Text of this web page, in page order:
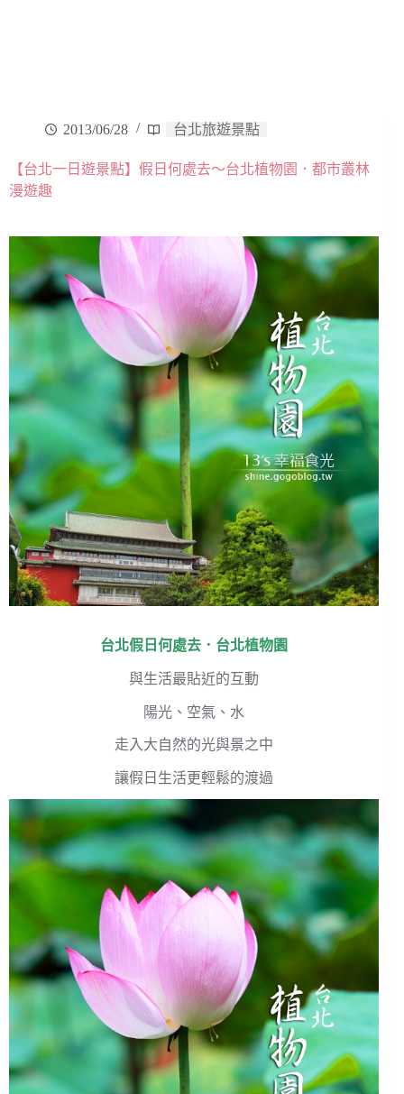
2013/06/28 台北旅遊景點
【台北一日遊景點】假日何處去～台北植物園．都市叢林
漫遊趣
台北假日何處去 ． 台北植物園
與生活最貼近的互動
陽光、空氣、水
走入大自然的光與景之中
讓假日生活更輕鬆的渡過